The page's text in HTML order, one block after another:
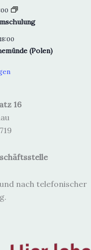
18:00
(Polen)
16
nach telefonischer